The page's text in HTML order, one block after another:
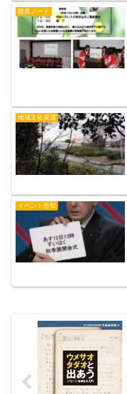
館長ノート
地域文化資源
イベント告知